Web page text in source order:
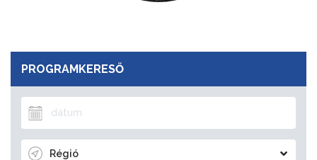
PROGRAMKERESŐ
Régió